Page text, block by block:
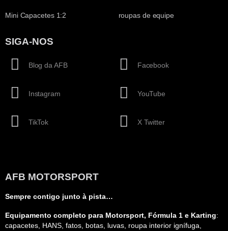
Mini Capacetes 1:2 roupas de equipe
SIGA-NOS
Blog da AFB
Instagram
TikTok
Facebook
YouTube
X Twitter
AFB MOTORSPORT
Sempre contigo junto à pista…
Equipamento completo para Motorsport, Fórmula 1 e Karting:
capacetes, HANS, fatos, botas, luvas, roupa interior ignífuga,